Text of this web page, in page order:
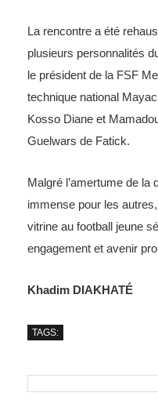
La rencontre a été
plusieurs personnalités
le président de la FSF
technique national
Kosso Diane et
Guelwars de Fatick.
Malgré l’amertume de la
immense pour les
vitrine au football jeune
engagement et avenir
Khadim DIAKHATÉ
TAGS: